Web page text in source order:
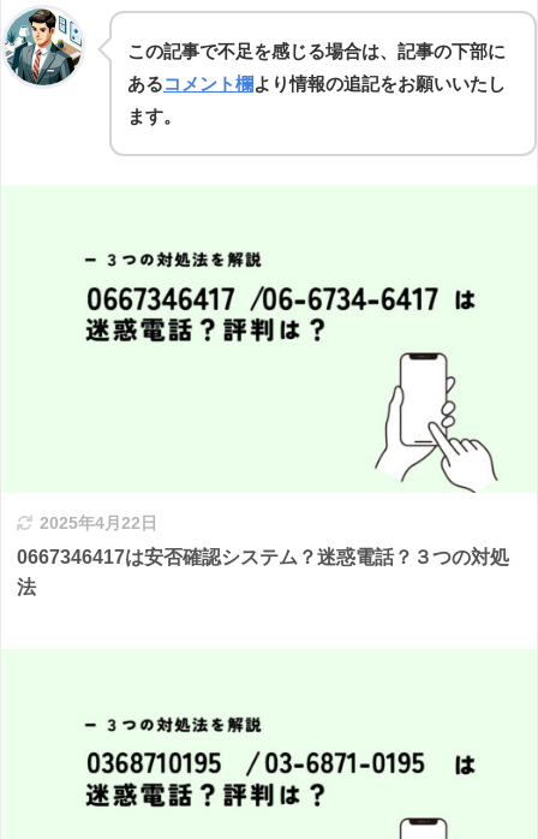
この記事で不足を感じる場合は、記事の下部に
あるコメント欄より情報の追記をお願いいたし
ます。
2025年4月22日
0667346417は安否確認システム？迷惑電話？３つの対処
法